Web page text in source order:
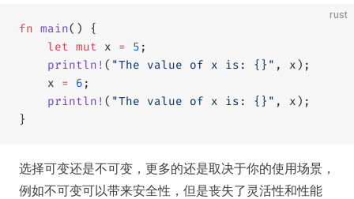
rust
fn main() {
    let
mut x = 5 ;
    println!
( "The value of x is: {}" , x);
    x
= 6 ;
    println!
( "The value of x is: {}" , x);
}
选择可变还是不可变，更多的还是取决于你的使用场景，
例如不可变可以带来安全性，但是丧失了灵活性和性能